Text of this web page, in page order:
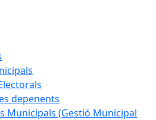
depenents
Municipals (Gestió Municipal